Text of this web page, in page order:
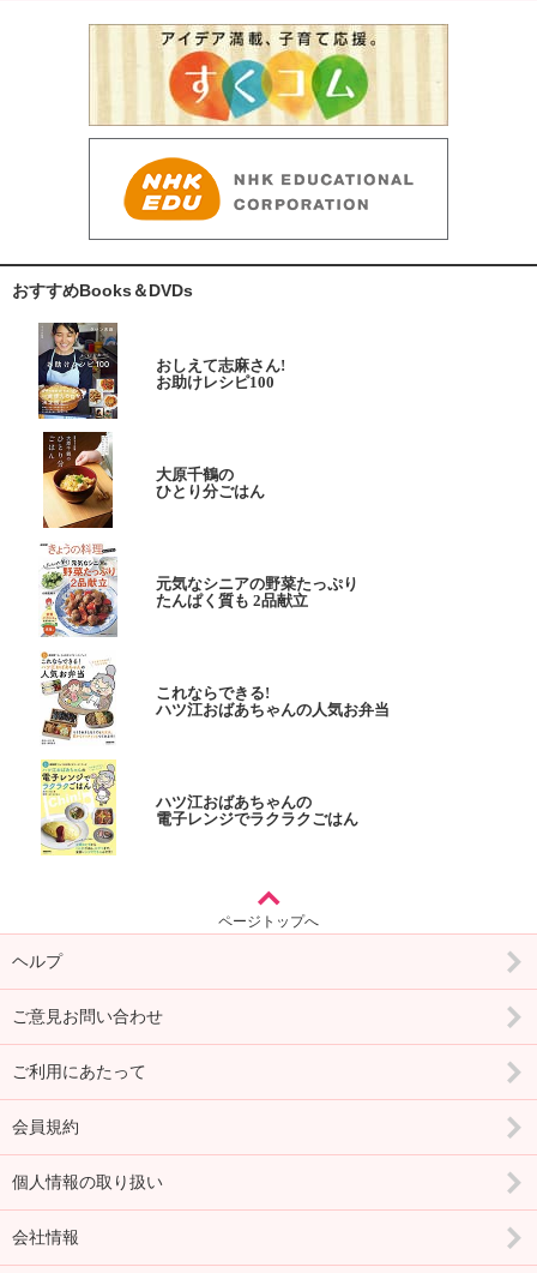
おすすめBooks＆DVDs
おしえて志麻さん!
お助けレシピ100
大原千鶴の
ひとり分ごはん
元気なシニアの野菜たっぷり
たんぱく質も 2品献立
これならできる!
ハツ江おばあちゃんの人気お弁当
ハツ江おばあちゃんの
電子レンジでラクラクごはん
ページトップへ
ヘルプ
ご意見お問い合わせ
ご利用にあたって
会員規約
個人情報の取り扱い
会社情報